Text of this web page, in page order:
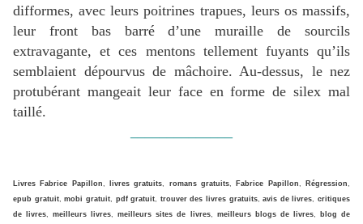
difformes, avec leurs poitrines trapues, leurs os massifs,
leur front bas barré d’une muraille de sourcils
extravagante, et ces mentons tellement fuyants qu’ils
semblaient dépourvus de mâchoire. Au-dessus, le nez
protubérant mangeait leur face en forme de silex mal
taillé.
Livres Fabrice Papillon, livres gratuits, romans gratuits, Fabrice Papillon, Régression,
epub gratuit,mobi gratuit, pdf gratuit, trouver des livres gratuits,avis de livres,critiques
de livres,meilleurs livres,meilleurs sites de livres, meilleurs blogs de livres,
blog de